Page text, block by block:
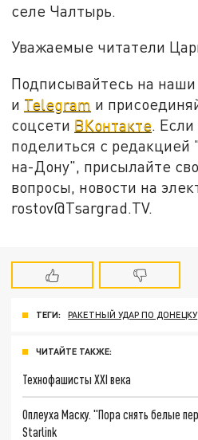
селе Чалтырь.
Уважаемые читатели
Подписывайтесь на
и Telegram и
соцсети ВКонтакте.
поделиться с редакцией
на-Дону", присылайте
вопросы, новости на
rostov@Tsargrad.ТV.
ТЕГИ: РАКЕТНЫЙ УДАР ПО ДОНЕЦКУ
ЧИТАЙТЕ ТАКЖЕ:
Технофашисты XXI века
Оплеуха Маску. "Пора снять белые
Starlink